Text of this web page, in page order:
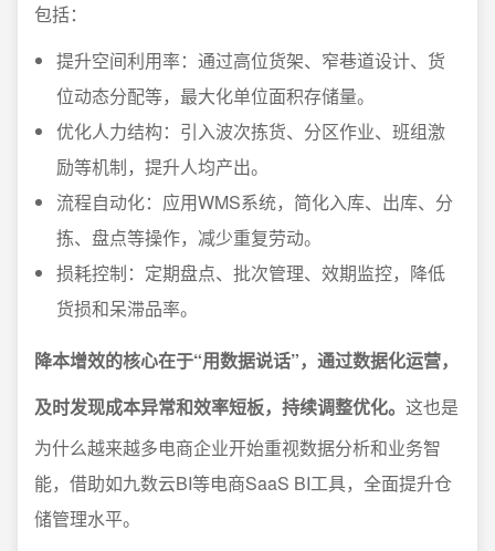
包括：
提升空间利用率：通过高位货架、窄巷道设计、货
位动态分配等，最大化单位面积存储量。
优化人力结构：引入波次拣货、分区作业、班组激
励等机制，提升人均产出。
流程自动化：应用WMS系统，简化入库、出库、分
拣、盘点等操作，减少重复劳动。
损耗控制：定期盘点、批次管理、效期监控，降低
货损和呆滞品率。
降本增效的核心在于“用数据说话”，通过数据化运营，
及时发现成本异常和效率短板，持续调整优化。 这也是
为什么越来越多电商企业开始重视数据分析和业务智
能，借助如九数云BI等电商SaaS BI工具，全面提升仓
储管理水平。